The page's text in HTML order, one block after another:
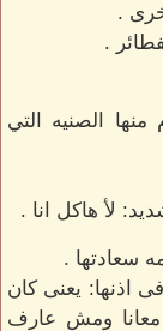
.
.
الصنيه التي
لأ هاكل انا .
سعادتها .
اذنها: يعنى كان
معانا ومش عارف